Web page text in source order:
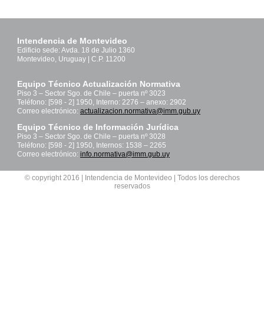
Intendencia de Montevideo
Edificio sede: Avda. 18 de Julio 1360
Montevideo, Uruguay | C.P. 11200
Equipo Técnico Actualización Normativa
Piso 3 – Sector Sgo. de Chile – puerta nº 3023
Teléfono: [598 - 2] 1950, Interno: 2276 – anexo: 2902
Correo electrónico: actualizacion.normativa@imm.gub.uy
Equipo Técnico de Información Jurídica
Piso 3 – Sector Sgo. de Chile – puerta nº 3028
Teléfono: [598 - 2] 1950, Internos: 1538 – 2265
Correo electrónico: info.normativa@imm.gub.uy
© copyright 2016 | Intendencia de Montevideo | Todos los derechos
reservados